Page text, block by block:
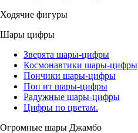
Ходячие фигуры
Шары цифры
Зверята шары-цифры
Космонавтики шары-цифры
Пончики шары-цифры
Поп ит шары-цифры
Радужные шары-цифры
Цифры по цветам.
Огромные шары Джамбо